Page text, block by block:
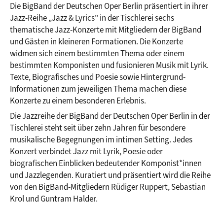
Die BigBand der Deutschen Oper Berlin präsentiert in ihrer
Jazz-Reihe „Jazz & Lyrics" in der Tischlerei sechs
thematische Jazz-Konzerte mit Mitgliedern der BigBand
und Gästen in kleineren Formationen. Die Konzerte
widmen sich einem bestimmten Thema oder einem
bestimmten Komponisten und fusionieren Musik mit Lyrik.
Texte, Biografisches und Poesie sowie Hintergrund-
Informationen zum jeweiligen Thema machen diese
Konzerte zu einem besonderen Erlebnis.
Die Jazzreihe der BigBand der Deutschen Oper Berlin in der
Tischlerei steht seit über zehn Jahren für besondere
musikalische Begegnungen im intimen Setting. Jedes
Konzert verbindet Jazz mit Lyrik, Poesie oder
biografischen Einblicken bedeutender Komponist*innen
und Jazzlegenden. Kuratiert und präsentiert wird die Reihe
von den BigBand-Mitgliedern Rüdiger Ruppert, Sebastian
Krol und Guntram Halder.